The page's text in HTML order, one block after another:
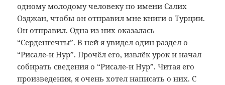
одному молодому человеку по имени Салих
Озджан, чтобы он отправил мне книги о Турции.
Он отправил. Одна из них оказалась
“Серденгечты”. В ней я увидел один раздел о
“Рисале-и Нур”. Прочёл его, извлёк урок и начал
собирать сведения о “Рисале-и Нур”. Читая его
произведения, я очень хотел написать о них. С